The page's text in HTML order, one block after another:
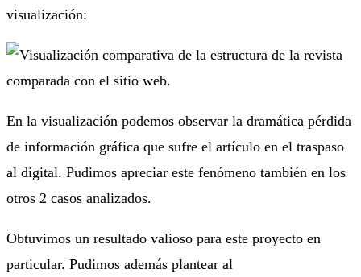
visualización:
En la visualización podemos observar la dramática pérdida
de información gráfica que sufre el artículo en el traspaso
al digital. Pudimos apreciar este fenómeno también en los
otros 2 casos analizados.
Obtuvimos un resultado valioso para este proyecto en
particular. Pudimos además plantear al